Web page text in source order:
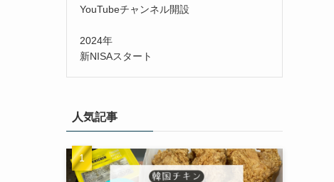
YouTubeチャンネル開設
2024年
新NISAスタート
人気記事